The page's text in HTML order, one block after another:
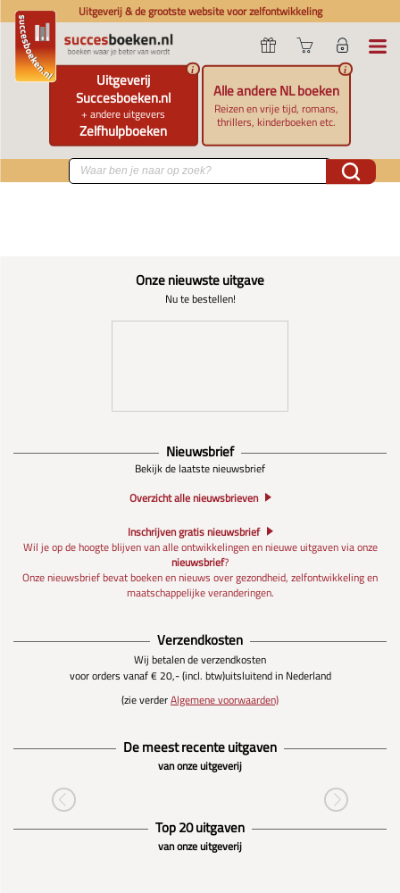
Uitgeverij & de grootste website voor zelfontwikkeling
Uitgeverij
Succesboeken.nl
+ andere uitgevers
Zelfhulpboeken
i
Alle andere NL boeken
Reizen en vrije tijd, romans,
thrillers, kinderboeken etc.
i
Onze nieuwste uitgave
Nu te bestellen!
Nieuwsbrief
Bekijk de laatste nieuwsbrief
Overzicht alle nieuwsbrieven
Inschrijven gratis nieuwsbrief
Wil je op de hoogte blijven van alle ontwikkelingen en nieuwe uitgaven via onze
nieuwsbrief?
Onze nieuwsbrief bevat boeken en nieuws over gezondheid, zelfontwikkeling en
maatschappelijke veranderingen.
Verzendkosten
Wij betalen de verzendkosten
voor orders vanaf € 20,- (incl. btw)uitsluitend in Nederland
(zie verderAlgemene voorwaarden)
De meest recente uitgaven
van onze uitgeverij
Top 20 uitgaven
van onze uitgeverij